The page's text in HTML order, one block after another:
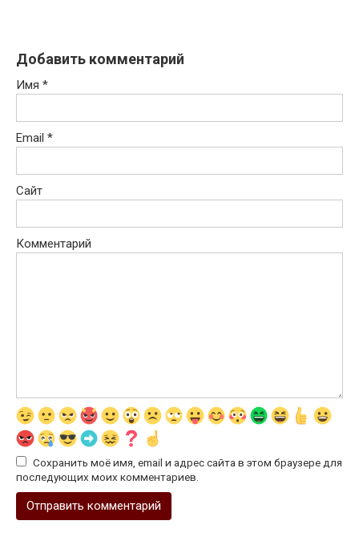
Добавить комментарий
Имя *
Email *
Сайт
Комментарий
Сохранить моё имя, email и адрес сайта в этом браузере для
последующих моих комментариев.